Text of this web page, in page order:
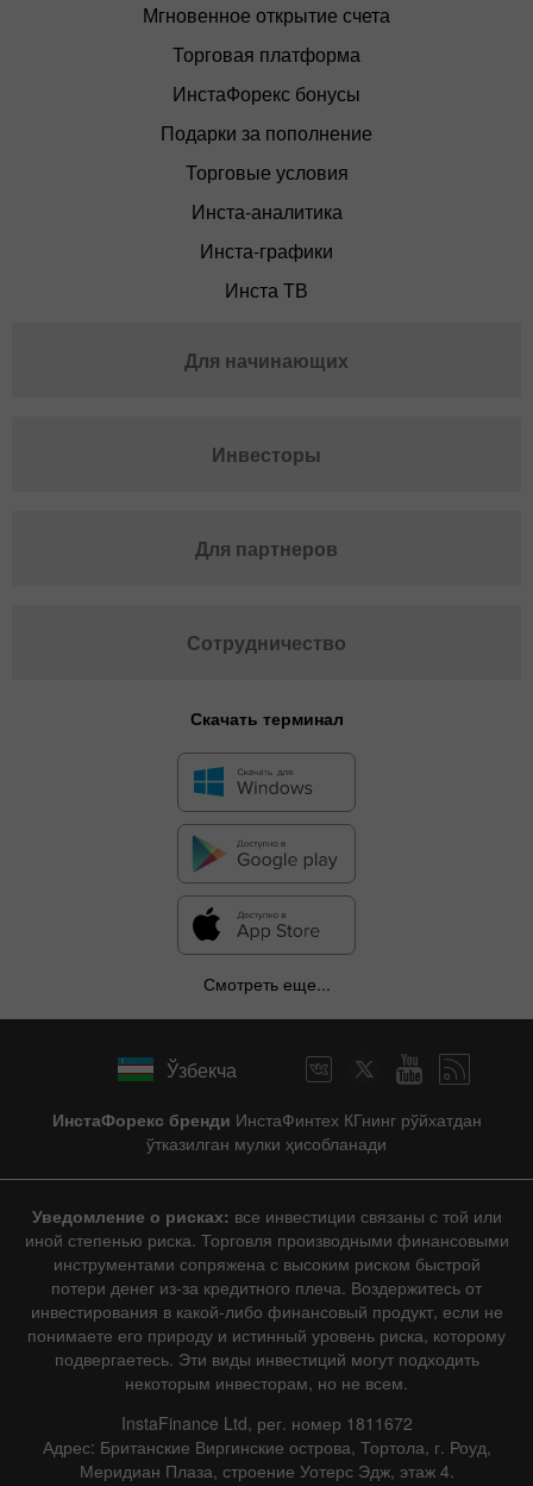
Мгновенное открытие счета
Торговая платформа
ИнстаФорекс бонусы
Подарки за пополнение
Торговые условия
Инста-аналитика
Инста-графики
Инста ТВ
Для начинающих
Инвесторы
Для партнеров
Сотрудничество
Скачать терминал
Смотреть еще...
Ўзбекча
ИнстаФорекс бренди ИнстаФинтех КГнинг рўйхатдан
ўтказилган мулки ҳисобланади
Уведомление о рисках: все инвестиции связаны с той или
иной степенью риска. Торговля производными финансовыми
инструментами сопряжена с высоким риском быстрой
потери денег из-за кредитного плеча. Воздержитесь от
инвестирования в какой-либо финансовый продукт, если не
понимаете его природу и истинный уровень риска, которому
подвергаетесь. Эти виды инвестиций могут подходить
некоторым инвесторам, но не всем.
InstaFinance Ltd, рег. номер 1811672
Адрес: Британские Виргинские острова, Тортола, г. Роуд,
Меридиан Плаза, строение Уотерс Эдж, этаж 4.